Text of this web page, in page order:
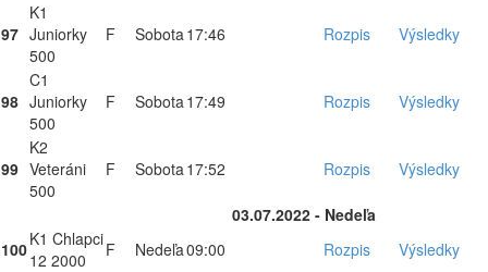
97
K1
Juniorky
500
F Sobota17:46 Rozpis Výsledky
98
C1
Juniorky
500
F Sobota17:49 Rozpis Výsledky
99
K2
Veteráni
500
F Sobota17:52 Rozpis Výsledky
03.07.2022 - Nedeľa
100K1 Chlapci
12 2000
F Nedeľa09:00 Rozpis Výsledky